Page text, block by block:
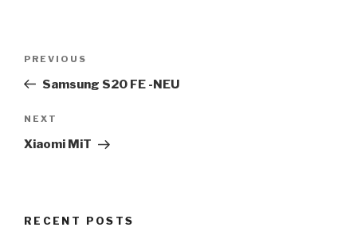
Previous
Post
PREVIOUS
Samsung S20 FE -NEU
Next
Post
NEXT
Xiaomi MiT
RECENT POSTS